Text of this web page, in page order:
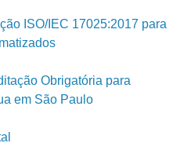
ISO/IEC 17025:2017 para
Obrigatória para
em São Paulo